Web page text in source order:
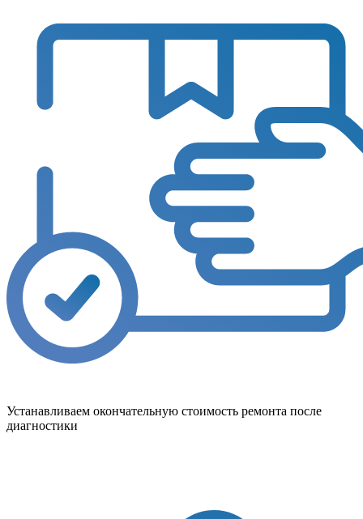
Устанавливаем окончательную стоимость ремонта после
диагностики